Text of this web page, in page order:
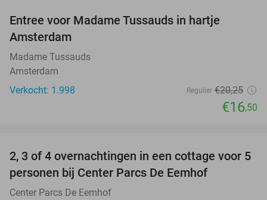
Entree voor Madame Tussauds in hartje
Amsterdam
Madame Tussauds
Amsterdam
Verkocht: 1.998
Regulier €20,25
€16,50
2, 3 of 4 overnachtingen in een cottage voor 5
personen bij Center Parcs De Eemhof
Center Parcs De Eemhof